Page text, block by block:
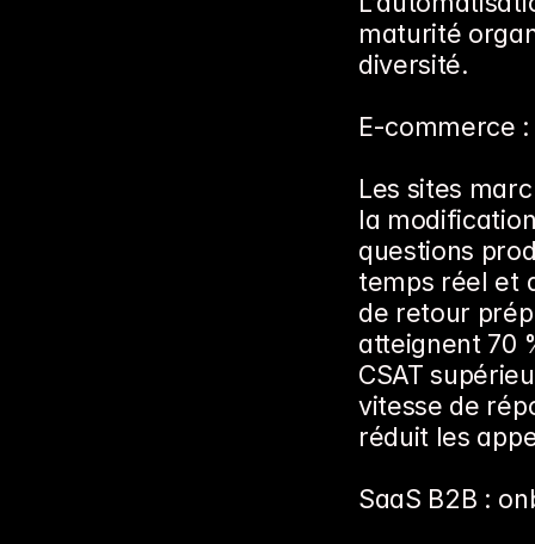
maturité
diversité.
E-commerce
Les sites
la
questions
temps réel et
de retour
atteignent 70
CSAT
vitesse de
réduit les
SaaS B2B :